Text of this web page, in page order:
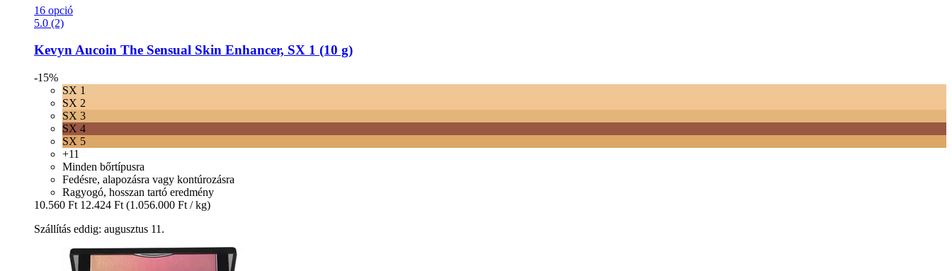
16 opció
5.0 (2)
Kevyn Aucoin The Sensual Skin Enhancer, SX 1 (10 g)
-15%
SX 1
SX 2
SX 3
SX 4
SX 5
+11
Minden bőrtípusra
Fedésre, alapozásra vagy kontúrozásra
Ragyogó, hosszan tartó eredmény
10.560 Ft 12.424 Ft (1.056.000 Ft / kg)
Szállítás eddig: augusztus 11.